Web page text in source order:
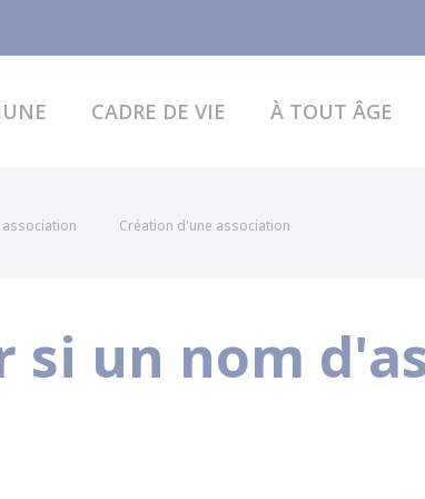
CADRE DE VIE À TOUT ÂGE
Création d'une association
si un nom